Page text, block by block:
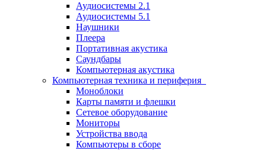
Аудиосистемы 2.1
Аудиосистемы 5.1
Наушники
Плеера
Портативная акустика
Саундбары
Компьютерная акустика
Компьютерная техника и периферия
Моноблоки
Карты памяти и флешки
Сетевое оборудование
Мониторы
Устройства ввода
Компьютеры в сборе